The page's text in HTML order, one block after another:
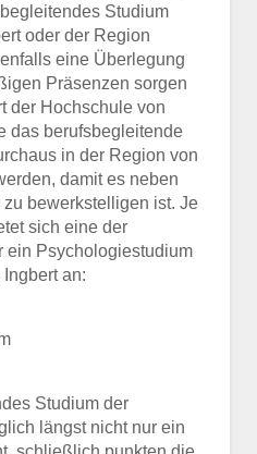
Studium
oder der Region
eine Überlegung
Präsenzen sorgen
der Hochschule von
das berufsbegleitende
in der Region von
damit es neben
bewerkstelligen ist. Je
sich eine der
ein Psychologiestudium
an:
Studium der
längst nicht nur ein